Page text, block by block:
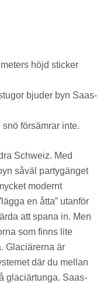
höjd sticker
bjuder byn Saas-
försämrar inte.
Schweiz. Med
såväl partygänget
modernt
en åtta” utanför
att spana in. Men
som finns lite
Glaciärerna är
där du mellan
glaciärtunga. Saas-